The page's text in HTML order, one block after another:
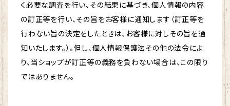
く必要な調査を行い、その結果に基づき、個人情報の内容
の訂正等を行い、その旨をお客様に通知します（訂正等を
行わない旨の決定をしたときは、お客様に対しその旨を通
知いたします。）。但し、個人情報保護法その他の法令によ
り、当ショップが訂正等の義務を負わない場合は、この限り
ではありません。